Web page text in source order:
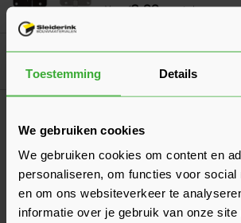
Toestemming Details
We gebruiken cookies
We gebruiken cookies om content en
personaliseren, om functies voor social
en om ons websiteverkeer te
informatie over je gebruik van onze site
Vanaf8,00per stuk
Wat is het verschil tussen opdek
Ontdek wat de verschillen zijn en welke
voor jouw situatie!
Laatst gewijzigd: Maart 2026
Leestijd: 2 minuten